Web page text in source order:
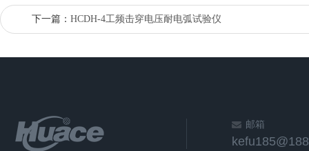
下一篇： HCDH-4工频击穿电压耐电弧试验仪
邮箱